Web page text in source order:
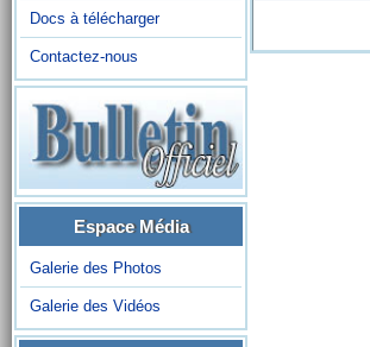
Docs à télécharger
Contactez-nous
Espace Média
Galerie des Photos
Galerie des Vidéos